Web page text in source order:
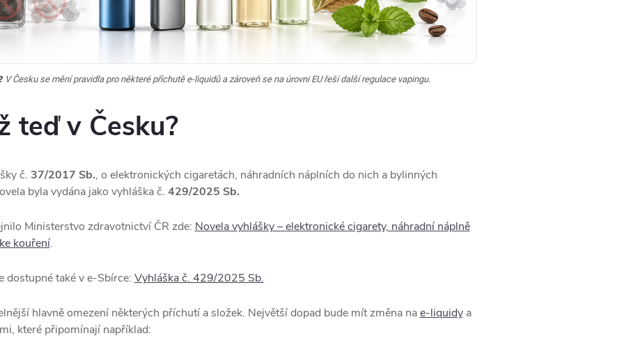
V Česku se mění pravidla pro některé příchutě e-liquidů a zároveň se na úrovni EU řeší další regulace vapingu.
teď v Česku?
č. 37/2017 Sb., o elektronických cigaretách, náhradních náplních do nich a bylinných
byla vydána jako vyhláška č. 429/2025 Sb.
Ministerstvo zdravotnictví ČR zde: Novela vyhlášky – elektronické cigarety, náhradní náplně
kouření.
také v e-Sbírce: Vyhláška č. 429/2025 Sb.
hlavně omezení některých příchutí a složek. Největší dopad bude mít změna nae-liquidya
které připomínají například: